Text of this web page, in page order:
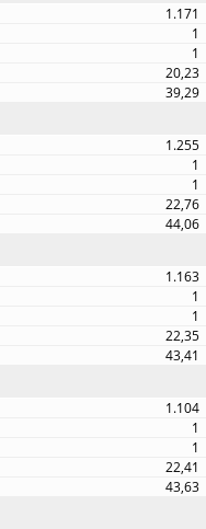
1.171
1
1
20,23
39,29
1.255
1
1
22,76
44,06
1.163
1
1
22,35
43,41
1.104
1
1
22,41
43,63